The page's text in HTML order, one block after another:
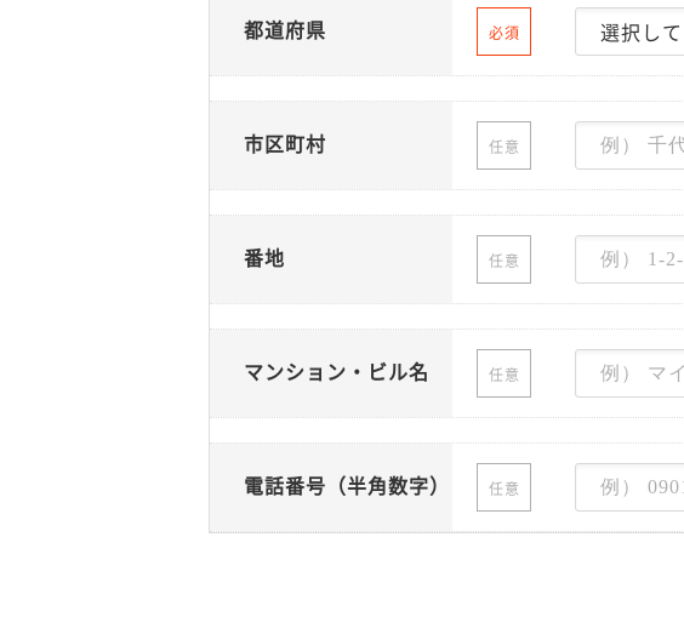
都道府県 必須
市区町村 任意
番地 任意
マンション・ビル名 任意
電話番号（半角数字） 任意